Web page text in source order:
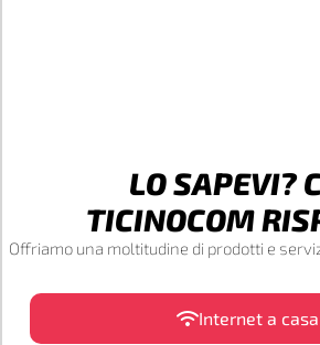
LO SAPEVI?
TICINOCOM
Offriamo una moltitudine di prodotti e
Internet a casa